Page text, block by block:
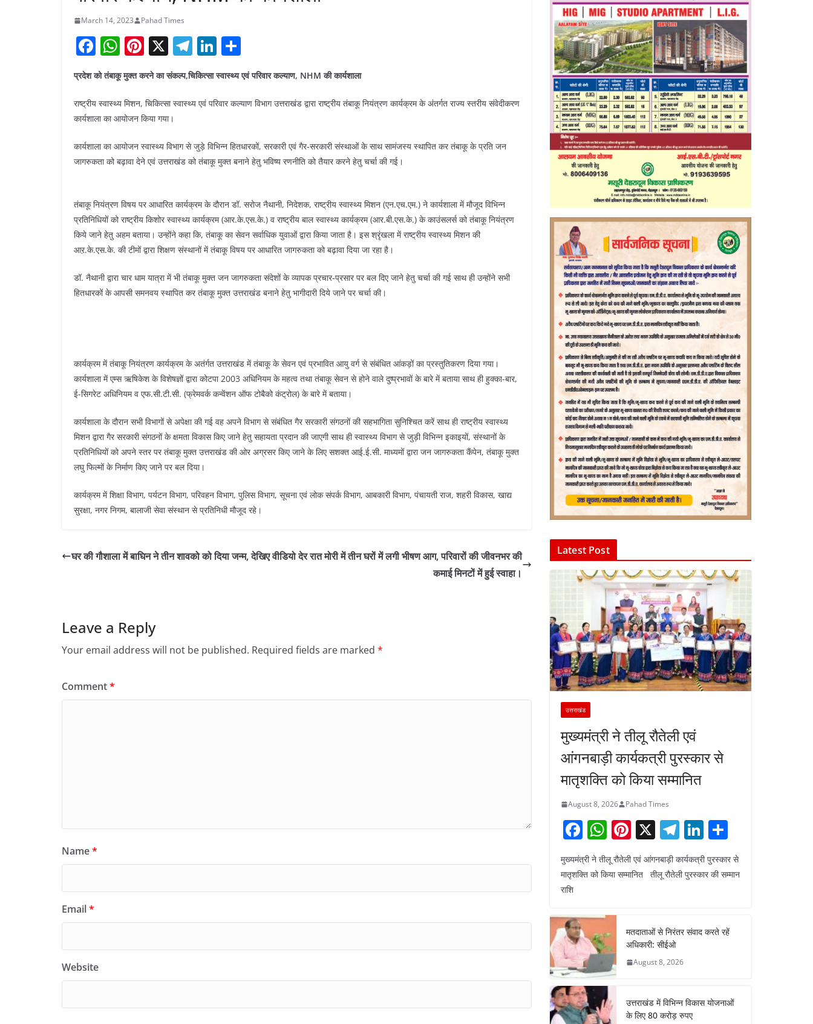
March 14, 2023 Pahad Times
F
a
c
e
b
o
o
W
at
s
A
p
p
Pi
nt
er
e
st
X T
el
e
gr
m
Li
k
e
n
h
ar
e
प्रदेश को तंबाकू मुक्त करने का संकल्प,चिकित्सा स्वास्थ्य एवं परिवार कल्याण, NHM की कार्यशाला
राष्ट्रीय स्वास्थ्य मिशन, चिकित्सा स्वास्थ्य एवं परिवार कल्याण विभाग उत्तराखंड द्वारा राष्ट्रीय तंबाकू नियंत्रण कार्यक्रम के अंतर्गत राज्य स्तरीय संवेदीकरण
कार्यशाला का आयोजन किया गया।
कार्यशाला का आयोजन स्वास्थ्य विभाग से जुड़े विभिन्न हितधारकों, सरकारी एवं गैर-सरकारी संस्थाओं के साथ सामंजस्य स्थापित कर तंबाकू के प्रति जन
जागरुकता को बढ़ावा देने एवं उत्तराखंड को तंबाकू मुक्त बनाने हेतु भविष्य रणनीति को तैयार करने हेतु चर्चा की गई।
तंबाकू नियंत्रण विषय पर आधारित कार्यक्रम के दौरान डॉ. सरोज नैथानी, निदेशक, राष्ट्रीय स्वास्थ्य मिशन (एन.एच.एम.) ने कार्यशाला में मौजूद विभिन्न
प्रतिनिधियों को राष्ट्रीय किशोर स्वास्थ्य कार्यक्रम (आर.के.एस.के.) व राष्ट्रीय बाल स्वास्थ्य कार्यक्रम (आर.बी.एस.के.) के काउंसलर्स को तंबाकू नियंत्रण
किये जाने हेतु अहम बताया। उन्होंने कहा कि, तंबाकू का सेवन सर्वाधिक युवाओं द्वारा किया जाता है। इस श्रृंखला में राष्ट्रीय स्वास्थ्य मिशन की
आऱ.के.एस.के. की टीमों द्वारा शिक्षण संस्थानों में तंबाकू विषय पर आधारित जागरुकता को बढ़ावा दिया जा रहा है।
डॉ. नैथानी द्वारा चार धाम यात्रा में भी तंबाकू मुक्त जन जागरुकता संदेशों के व्यापक प्रचार-प्रसार पर बल दिए जाने हेतु चर्चा की गई साथ ही उन्होंने सभी
हितधारकों के आपसी समनवय स्थापित कर तंबाकू मुक्त उत्तराखंड बनाने हेतु भागीदारी दिये जाने पर चर्चा की।
कार्यक्रम में तंबाकू नियंत्रण कार्यक्रम के अतंर्गत उत्तराखंड में तंबाकू के सेवन एवं प्रभावित आयु वर्ग से संबंधित आंकड़ों का प्रस्तुतिकरण दिया गया।
कार्यशाला में एम्स ऋषिकेश के विशेषज्ञों द्वारा कोटपा 2003 अधिनियम के महत्व तथा तंबाकू सेवन से होने वाले दुष्प्रभावों के बारे में बताया साथ ही हुक्का-बार,
ई-सिगरेट अधिनियम व एफ.सी.टी.सी. (फ्रेमवर्क कन्वेंशन ऑफ टोबैको कंट्रोल) के बारे में बताया।
कार्यशाला के दौरान सभी विभागों से अपेक्षा की गई वह अपने विभाग से संबंधित गैर सरकारी संगठनों की सहभागिता सुनिश्चित करें साथ ही राष्ट्रीय स्वास्थ्य
मिशन द्वारा गैर सरकारी संगठनों के क्षमता विकास किए जाने हेतु सहायता प्रदान की जाएगी साथ ही स्वास्थ्य विभाग से जुड़ी विभिन्न इकाइयों, संस्थानों के
प्रतिनिधियों को अपने स्तर पर तंबाकू मुक्त उत्तराखंड की ओर अग्रसर किए जाने के लिए सशक्त आई.ई.सी. माध्यमों द्वारा जन जागरुकता कैंपेन, तंबाकू मुक्त
लघु फिल्मों के निर्माण किए जाने पर बल दिया।
कार्यक्रम में शिक्षा विभाग, पर्यटन विभाग, परिवहन विभाग, पुलिस विभाग, सूचना एवं लोक संपर्क विभाग, आबकारी विभाग, पंचायती राज, शहरी विकास, खाद्य
सुरक्षा, नगर निगम, बालाजी सेवा संस्थान से प्रतिनिधी मौजूद रहे।
घर की गौशाला में बाघिन ने तीन शावको को दिया जन्म, देखिए वीडियोदेर रात मोरी में तीन घरों में लगी भीषण आग, परिवारों की जीवनभर की
कमाई मिनटों में हुई स्वाहा।
Leave a Reply
Your email address will not be published. Required fields are marked *
Comment*
Name*
Email*
Website
Latest Post
उत्तराखंड
मुख्यमंत्री ने तीलू रौतेली एवं
आंगनबाड़ी कार्यकत्री पुरस्कार से
मातृशक्ति को किया सम्मानित
August 8, 2026 Pahad Times
F
a
c
o
o
k
W
h
at
p
p
Pi
nt
er
X T
el
e
gr
m
Li
n
k
n
h
ar
मुख्यमंत्री ने तीलू रौतेली एवं आंगनबाड़ी कार्यकत्री पुरस्कार से
मातृशक्ति को किया सम्मानित तीलू रौतेली पुरस्कार की सम्मान
राशि
मतदाताओं से निरंतर संवाद करते रहें
अधिकारी: सीईओ
August 8, 2026
उत्तराखंड में विभिन्न विकास योजनाओं
के लिए 80 करोड़ रुपए